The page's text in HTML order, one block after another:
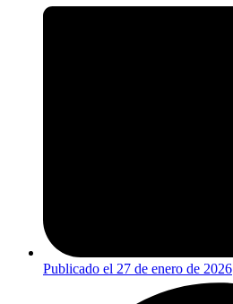
Publicado el 27 de enero de 2026